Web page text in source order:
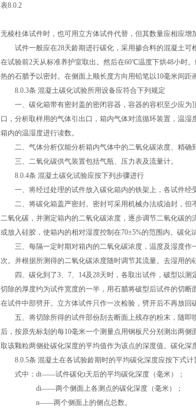
表8.0.2
无棱柱体试件时，也可用立方体试件代替，但其数量应相应增
试件一般应在28天龄期进行碳化，采用掺合料的混凝土可
在试验前2天从标准养护室取出。然后在60℃温度下烘48小时
热的石腊予以密封。在侧面上顺长度方向用铅笔以10毫米间距
8.0.3条 混凝土碳化试验所用设备应符合下列规定
一、碳化箱带有密封盖的密闭容器，容器的容积至少应为
口，分析取样用的气体引出口，箱内气体对流循环装置，温
箱内的温湿度进行读数。
二、气体分析仪能分析箱内气体中的二氧化碳浓度、精确
三、二氧化碳供气装置包括气瓶、压力表及流量计。
8.0.4条 混凝土碳化试验应按下列步骤进行
一、将经过处理的试件放入碳化箱内的铁架上，各试件经
二、将碳化箱盖严密封。密封可采用机械办法或油封，但
二氧化碳，并测定箱内的二氧化碳浓度，逐步调节二氧化碳
或放入硅胶，使箱内的相对湿度控制在70±5%的范围内。碳化
三、每隔一定时期对箱内的二氧化碳浓度，温度及湿度作
次。并根据所测得的二氧化碳浓度随时调节其流量。去湿用的
四、碳化到了3、7、14及28天时，各取出试件，破型以测
切除的厚度约为试件宽度的一半，用石腊将破型后试件的切
在试件中部劈开。立方体试件只作一次检验，劈开后不再放回
五、将切除所得的试件部份刮去断面上残存的粉末，随即
后，按原先标划的每10毫米一个测量点用钢板尺分别测出两
取该颗粒两侧处碳化深度的平均值作为该点的深度值。碳化深
8.0.5条 混凝土在各试验龄期时的平均碳化深度应按下式
式中：dt——试件碳化t天后的平均碳化深度（毫米）；
di——两个侧面上各测点的碳化深度（毫米）；
n——两个侧面上的侧点总数。